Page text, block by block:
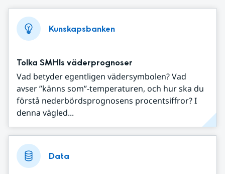
Kunskapsbanken
Tolka SMHIs väderprognoser
Vad betyder egentligen vädersymbolen? Vad
avser ”känns som”-temperaturen, och hur ska du
förstå nederbördsprognosens procentsiffror? I
denna vägled...
Data